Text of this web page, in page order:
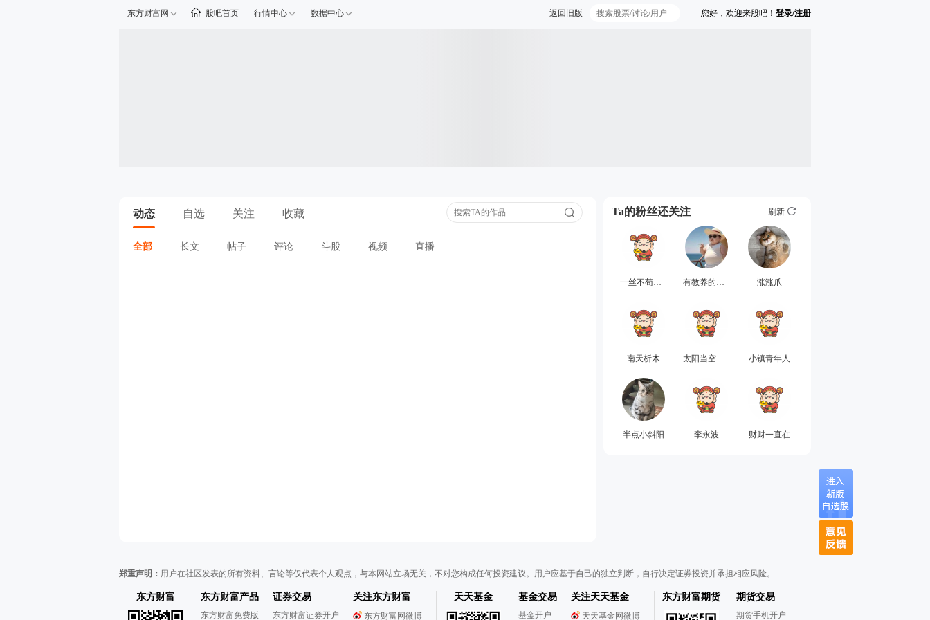
东方财富网 股吧首页 行情中心 数据中心 您好，欢迎来股吧！ 登录/注册
返回旧版
动态 自选 关注 收藏
全部 长文 帖子 评论 斗股 视频 直播
Ta的粉丝还关注 刷新
一丝不苟之道奇 有教养的豪哥 涨涨爪
南天析木 太阳当空照zj 小镇青年人
半点小斜阳 李永波 财财一直在
郑重声明： 用户在社区发表的所有资料、言论等仅代表个人观点，与本网站立场无关，不对您构成任何投资建议。用户应基于自己的独立判断，自行决定证券投资并承担相应风险。
东方财富 东方财富产品
东方财富免费版
证券交易
东方财富证券开户
关注东方财富
东方财富网微博
天天基金 基金交易
基金开户
关注天天基金
天天基金网微博
东方财富期货 期货交易
期货手机开户